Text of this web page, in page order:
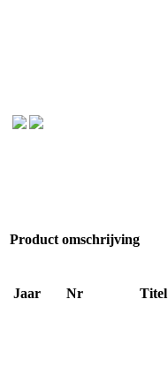
Product omschrijving
Jaar Nr Titel